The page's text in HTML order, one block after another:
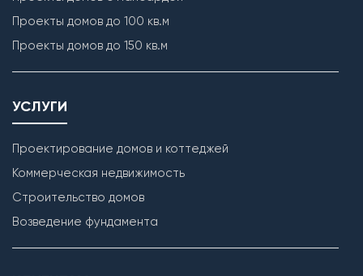
Проекты домов до 100 кв.м
Проекты домов до 150 кв.м
УСЛУГИ
Проектирование домов и коттеджей
Коммерческая недвижимость
Строительство домов
Возведение фундамента